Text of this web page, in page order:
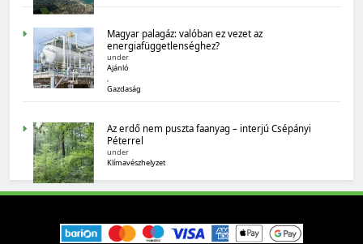
MAGYARORSZÁG SZÁMOKBAN
Magyarország számokban: biogazdálkodás
Magyar palagáz: valóban ez vezet az
energiafüggetlenséghez?
under
Ajánló
,
Gazdaság
Az erdő nem puszta faanyag – interjú Csépányi
Péterrel
under
Klímavészhelyzet